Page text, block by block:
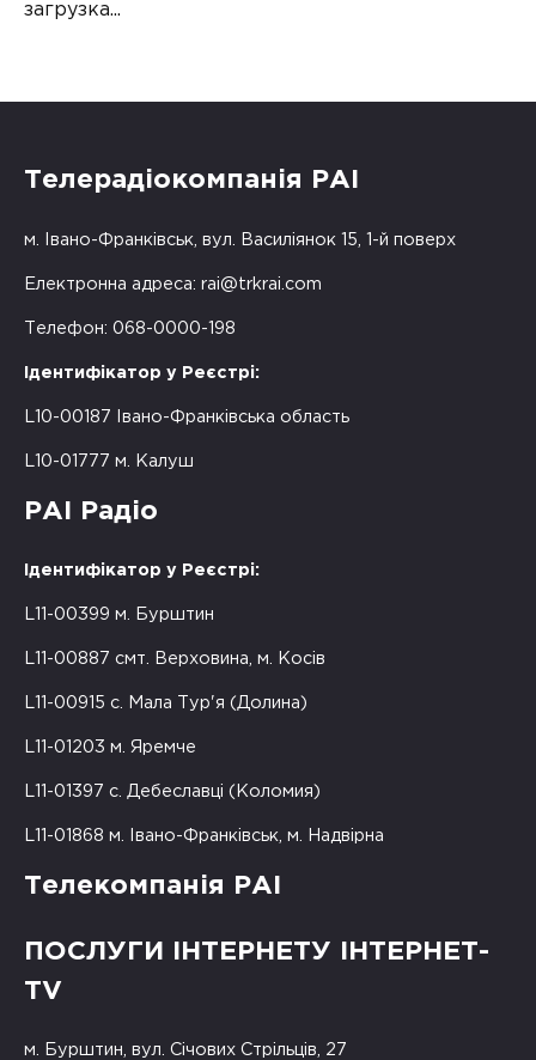
загрузка...
Телерадіокомпанія РАІ
м. Івано-Франківськ, вул. Василіянок 15, 1-й поверх
Електронна адреса: rai@trkrai.com
Телефон: 068-0000-198
Ідентифікатор у Реєстрі:
L10-00187 Івано-Франківська область
L10-01777 м. Калуш
РАІ Радіо
Ідентифікатор у Реєстрі:
L11-00399 м. Бурштин
L11-00887 смт. Верховина, м. Косів
L11-00915 с. Мала Тур'я (Долина)
L11-01203 м. Яремче
L11-01397 с. Дебеславці (Коломия)
L11-01868 м. Івано-Франківськ, м. Надвірна
Телекомпанія РАІ
ПОСЛУГИ ІНТЕРНЕТУ ІНТЕРНЕТ-
TV
м. Бурштин, вул. Січових Стрільців, 27